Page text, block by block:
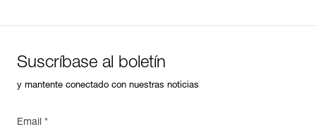
Suscríbase al boletín
y mantente conectado con nuestras noticias
Email *